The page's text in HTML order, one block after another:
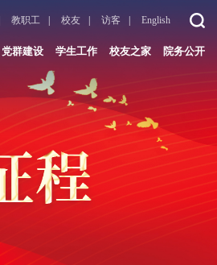
教职工 校友 访客 English
党群建设 学生工作 校友之家 院务公开